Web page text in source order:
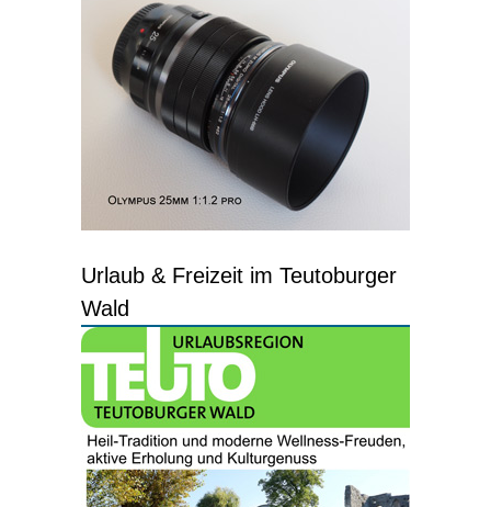
Urlaub & Freizeit im Teutoburger
Wald